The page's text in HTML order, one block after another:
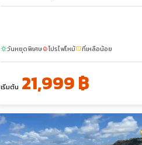
sunnyวันหยุดพิเศษlocal_fire_departmentโปรไฟไหม้confirmation_numberที่เหลือน้อย
เริ่มต้น 21,999 ฿